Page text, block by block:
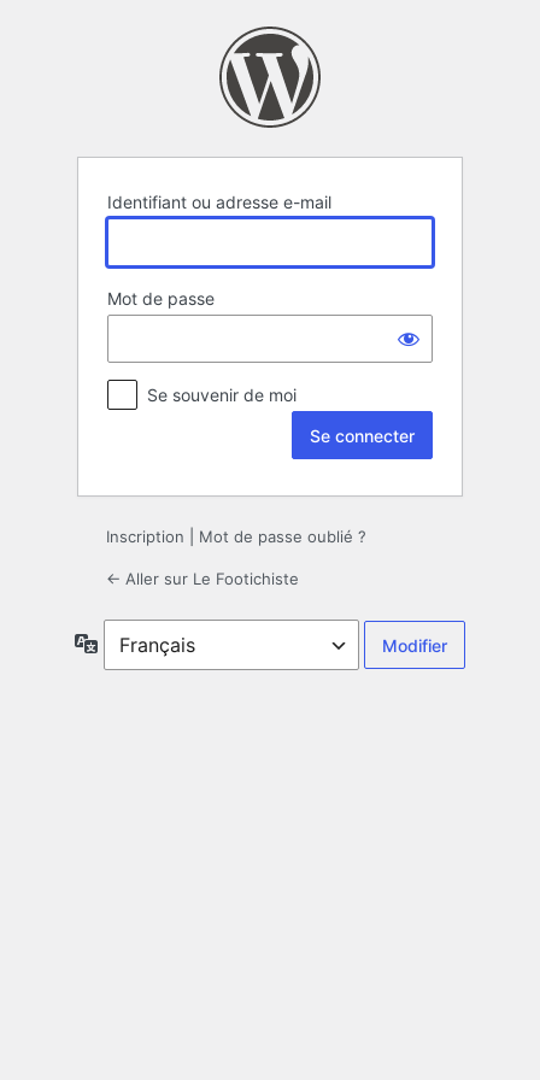
Identifiant ou adresse e-mail
Mot de passe
Se souvenir de moi
Inscription Mot de passe oublié ?
← Aller sur Le Footichiste
Langue